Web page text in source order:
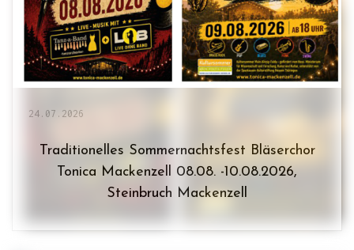
24.07.2026
Traditionelles Sommernachtsfest Bläserchor
Tonica Mackenzell 08.08. -10.08.2026,
Steinbruch Mackenzell